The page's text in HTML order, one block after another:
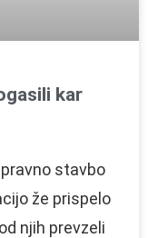
kar
stavbo
že prispelo
njih prevzeli